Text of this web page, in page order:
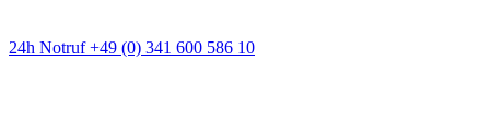
24h Notruf +49 (0) 341 600 586 10